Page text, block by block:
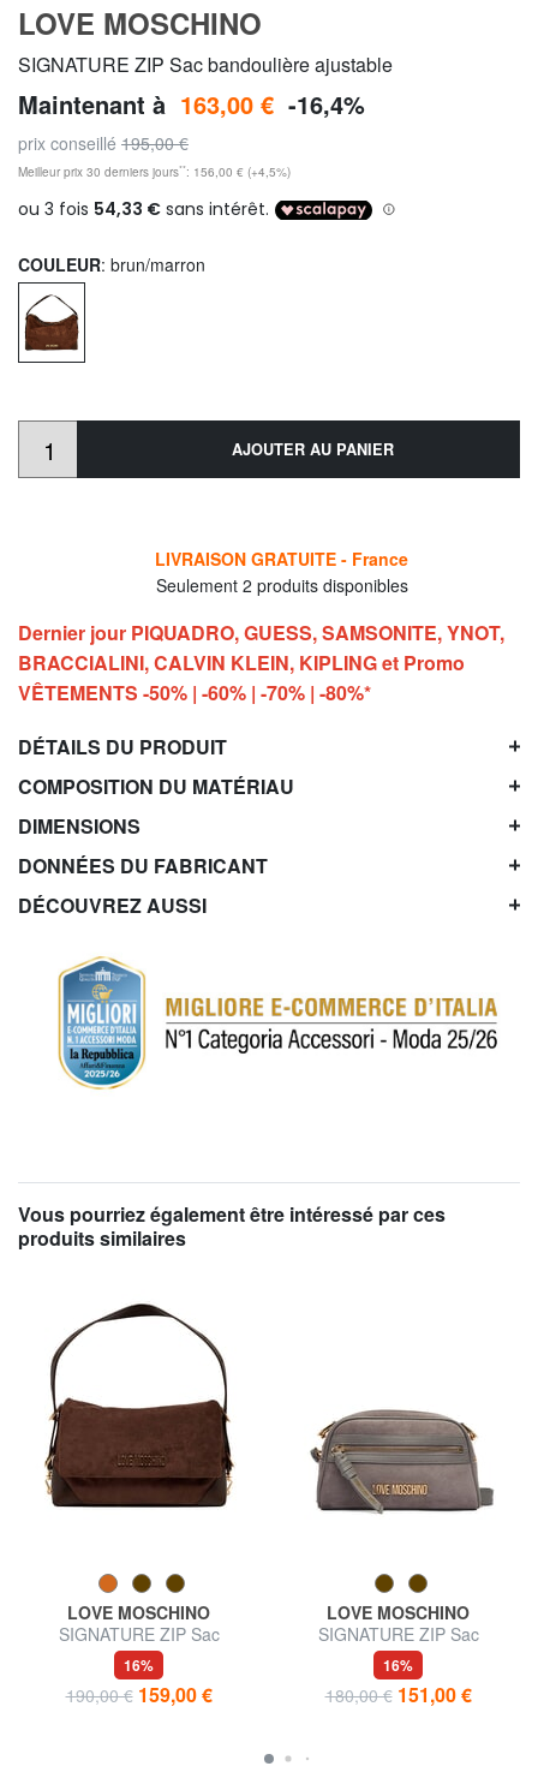
LOVE MOSCHINO
SIGNATURE ZIP Sac bandoulière ajustable
Maintenant à 163,00 € -16,4%
prix conseillé 195,00 €
Meilleur prix 30 derniers jours**: 156,00 € (+4,5%)
COULEUR: brun/marron
AJOUTER AU PANIER
LIVRAISON GRATUITE - France
Seulement 2 produits disponibles
Dernier jour PIQUADRO, GUESS, SAMSONITE, YNOT,
BRACCIALINI, CALVIN KLEIN, KIPLING et Promo
VÊTEMENTS -50% | -60% | -70% | -80%*
DÉTAILS DU PRODUIT
COMPOSITION DU MATÉRIAU
DIMENSIONS
DONNÉES DU FABRICANT
DÉCOUVREZ AUSSI
Vous pourriez également être intéressé par ces
produits similaires
LOVE MOSCHINO
SIGNATURE ZIP Sac
bandoulière ajustable
16%
190,00 € 159,00 €
LOVE MOSCHINO
SIGNATURE ZIP Sac
bandoulière ajustable
16%
180,00 € 151,00 €